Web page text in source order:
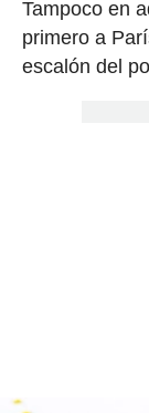
Tampoco en
primero a
escalón del